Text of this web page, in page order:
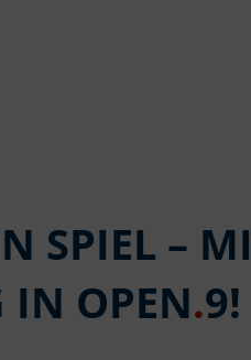
SPIEL –
IN OPEN.9!